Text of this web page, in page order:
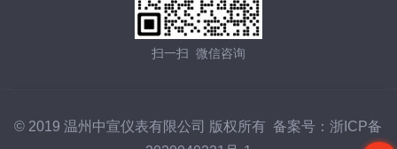
扫一扫 微信咨询
© 2019 温州中宣仪表有限公司 版权所有 备案号：浙ICP备